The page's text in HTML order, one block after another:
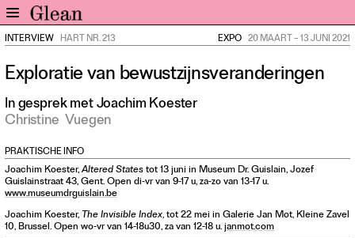
Nieuws
Expo
Interviews
Inzicht
Events
Meer rubrieken
Alle nummers
INTERVIEW HART NR. 213 EXPO 20 MAART–13 JUNI 2021
Exploratie van bewustzijnsveranderingen
In gesprek met Joachim Koester
Christine Vuegen
PRAKTISCHE INFO
Joachim Koester,Altered Statestot 13 juni in Museum Dr. Guislain, Jozef
Guislainstraat 43, Gent. Open di-vr van 9-17 u, za-zo van 13-17 u.
www.museumdrguislain.be
Joachim Koester,The Invisible Index, tot 22 mei in Galerie Jan Mot, Kleine Zavel
10, Brussel. Open wo-vr van 14-18u30, za van 12-18 u.janmot.com